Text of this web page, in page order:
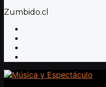
Zumbido.cl